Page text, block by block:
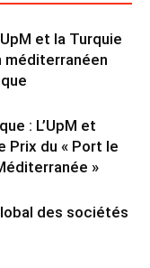
et la Turquie
méditerranéen
: L’UpM et
Prix du « Port le
»
des sociétés